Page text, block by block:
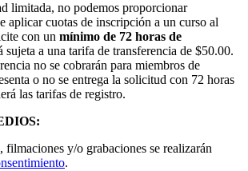
limitada, no podemos proporcionar
aplicar cuotas de inscripción a un curso al
con un mínimo de 72 horas de
sujeta a una tarifa de transferencia de $50.00.
no se cobrarán para miembros de
o no se entrega la solicitud con 72 horas
las tarifas de registro.
filmaciones y/o grabaciones se realizarán
.